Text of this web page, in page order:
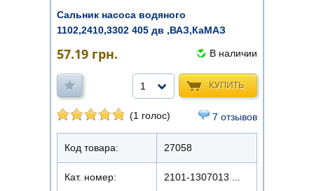
Сальник насоса водяного
1102,2410,3302 405 дв ,ВАЗ,КаМАЗ
57.19 грн. В наличии
КУПИТЬ
1
(1 голос) 7 отзывов
Код товара: 27058
Кат. номер: 2101-1307013 ...